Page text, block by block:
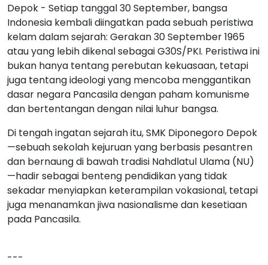
Depok - Setiap tanggal 30 September, bangsa
Indonesia kembali diingatkan pada sebuah peristiwa
kelam dalam sejarah: Gerakan 30 September 1965
atau yang lebih dikenal sebagai G30S/PKI. Peristiwa ini
bukan hanya tentang perebutan kekuasaan, tetapi
juga tentang ideologi yang mencoba menggantikan
dasar negara Pancasila dengan paham komunisme
dan bertentangan dengan nilai luhur bangsa.
Di tengah ingatan sejarah itu, SMK Diponegoro Depok
—sebuah sekolah kejuruan yang berbasis pesantren
dan bernaung di bawah tradisi Nahdlatul Ulama (NU)
—hadir sebagai benteng pendidikan yang tidak
sekadar menyiapkan keterampilan vokasional, tetapi
juga menanamkan jiwa nasionalisme dan kesetiaan
pada Pancasila.
---